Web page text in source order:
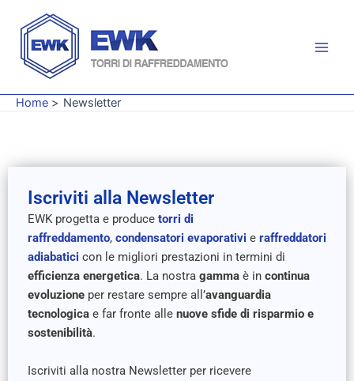
contenuto
Home Newsletter
Iscriviti alla Newsletter
EWK progetta e produce torri di
raffreddamento, condensatori evaporativi e raffreddatori
adiabatici con le migliori prestazioni in termini di
efficienza energetica. La nostra gamma è in continua
evoluzione per restare sempre all’avanguardia
tecnologica e far fronte alle nuove sfide di risparmio e
sostenibilità.
Iscriviti alla nostra Newsletter per ricevere